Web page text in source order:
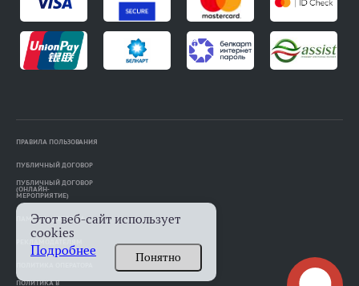
ПРАВИЛА ПОЛЬЗОВАНИЯ
ПУБЛИЧНЫЙ ДОГОВОР
ПУБЛИЧНЫЙ ДОГОВОР
(ОНЛАЙН-
МЕРОПРИЯТИЕ)
ПАМЯТКА АВТОРАМ
ПОЛИТИКА В
Этот веб-сайт использует
cookies
Подробнее
Понятно